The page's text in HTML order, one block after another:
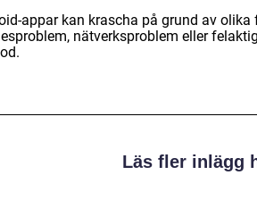
appar kan krascha på grund av olika
nätverksproblem eller
Läs fler inlägg